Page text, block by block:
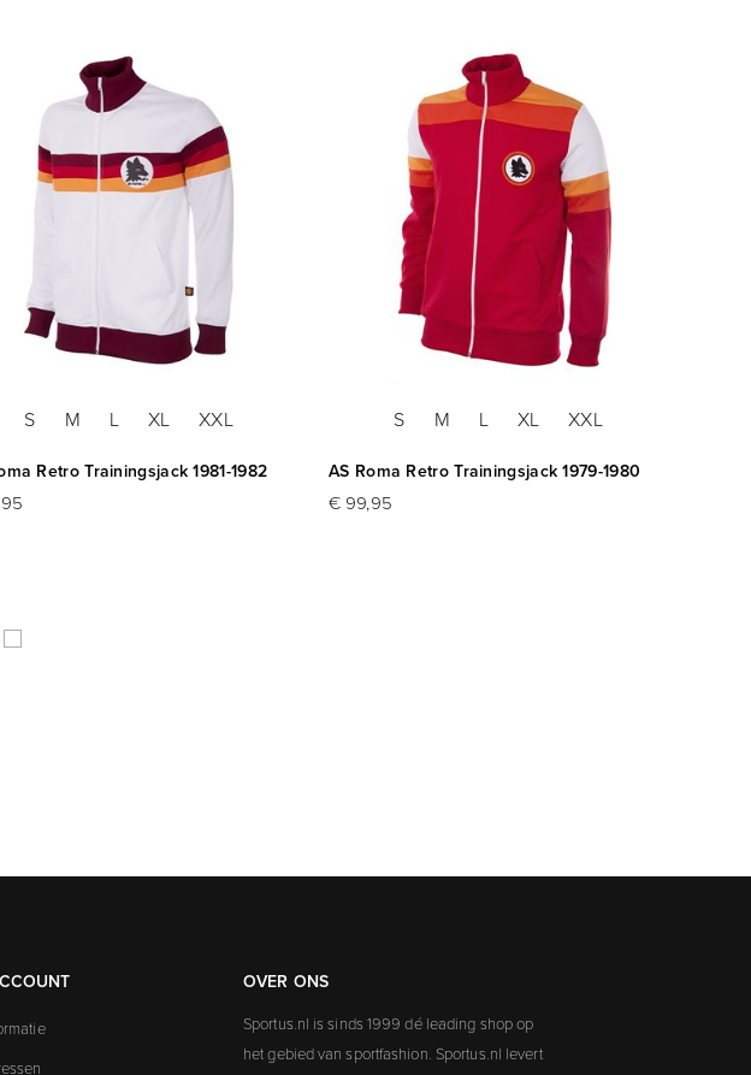
S M L XL XXL
Retro Trainingsjack 1981-1982
S M L XL XXL
AS Roma Retro Trainingsjack 1979-1980
€ 99,95
OVER ONS
Sportus.nl is sinds 1999 dé leading shop op
het gebied van sportfashion. Sportus.nl levert